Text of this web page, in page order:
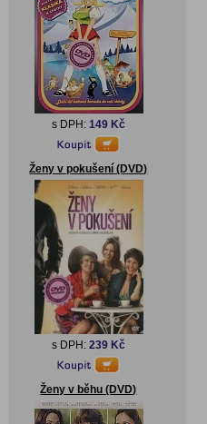
s DPH: 149 Kč
Ženy v pokušení (DVD)
s DPH: 239 Kč
Ženy v běhu (DVD)